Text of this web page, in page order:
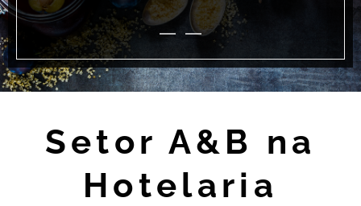
Setor A&B na
Hotelaria